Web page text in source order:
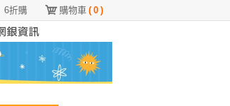
購物車 ( 0 )
6折購